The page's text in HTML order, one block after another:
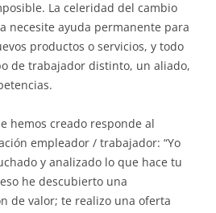
La celeridad del cambio
necesite ayuda permanente para
productos o servicios, y todo
de trabajador distinto, un aliado,
hemos creado responde al
empleador / trabajador: “Yo
y analizado lo que hace tu
he descubierto una
de valor; te realizo una oferta